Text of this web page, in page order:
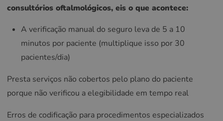
consultórios oftalmológicos, eis o que acontece:
A verificação manual do seguro leva de 5 a 10
minutos por paciente (multiplique isso por 30
pacientes/dia)
Presta serviços não cobertos pelo plano do paciente
porque não verificou a elegibilidade em tempo real
Erros de codificação para procedimentos especializados